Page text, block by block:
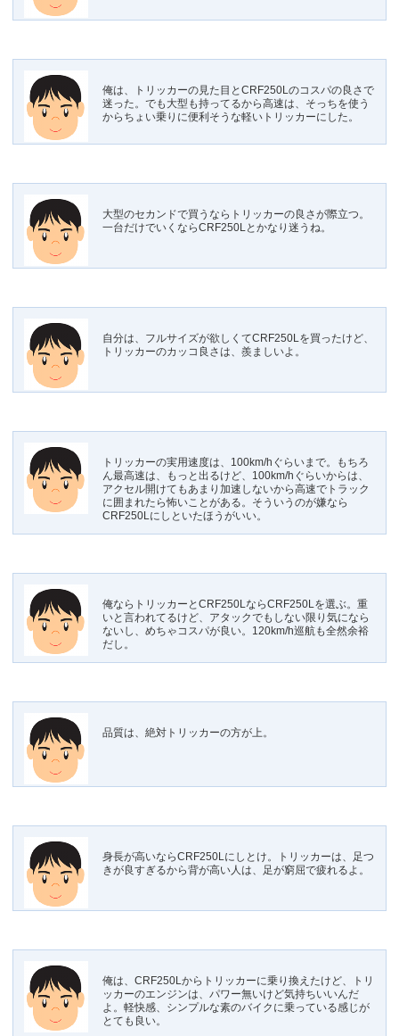
俺は、トリッカーの見た目とCRF250Lのコスパの良さで
迷った。でも大型も持ってるから高速は、そっちを使う
からちょい乗りに便利そうな軽いトリッカーにした。
大型のセカンドで買うならトリッカーの良さが際立つ。
一台だけでいくならCRF250Lとかなり迷うね。
自分は、フルサイズが欲しくてCRF250Lを買ったけど、
トリッカーのカッコ良さは、羨ましいよ。
トリッカーの実用速度は、100km/hぐらいまで。もちろ
ん最高速は、もっと出るけど、100km/hぐらいからは、
アクセル開けてもあまり加速しないから高速でトラック
に囲まれたら怖いことがある。そういうのが嫌なら
CRF250Lにしといたほうがいい。
俺ならトリッカーとCRF250LならCRF250Lを選ぶ。重
いと言われてるけど、アタックでもしない限り気になら
ないし、めちゃコスパが良い。120km/h巡航も全然余裕
だし。
品質は、絶対トリッカーの方が上。
身長が高いならCRF250Lにしとけ。トリッカーは、足つ
きが良すぎるから背が高い人は、足が窮屈で疲れるよ。
俺は、CRF250Lからトリッカーに乗り換えたけど、トリ
ッカーのエンジンは、パワー無いけど気持ちいいんだ
よ。軽快感、シンプルな素のバイクに乗っている感じが
とても良い。